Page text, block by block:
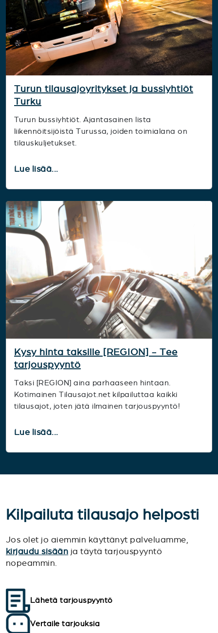
Turun tilausajoyritykset ja bussiyhtiöt
Turku
Turun bussiyhtiöt. Ajantasainen lista
liikennöitsijöistä Turussa, joiden toimialana on
tilauskuljetukset.
Lue lisää...
Kysy hinta taksille [REGION] - Tee
tarjouspyyntö
Taksi [REGION] aina parhaaseen hintaan.
Kotimainen Tilausajot.net kilpailuttaa kaikki
tilausajot, joten jätä ilmainen tarjouspyyntö!
Lue lisää...
Kilpailuta tilausajo helposti
Jos olet jo aiemmin käyttänyt palveluamme,
kirjaudu sisään ja täytä tarjouspyyntö
nopeammin.
Lähetä tarjouspyyntö
Vertaile tarjouksia